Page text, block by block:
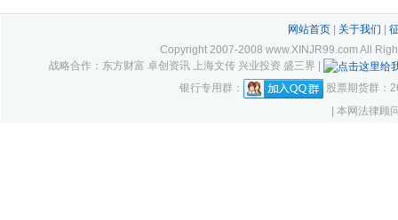
网站首页| 关于我们
Copyright 2007-2008 www.XINJR99.com All
战略合作：东方财富 卓创资讯 上海文传 兴业投资 盛三界 |
银行专用群：
股票期货群：
| 本网法律顾